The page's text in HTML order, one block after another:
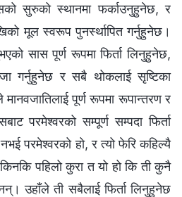
सुरुको स्थानमा फर्काउनुहुनेछ, र
मूल स्वरूप पुनर्स्थापित गर्नुहुनेछ।
सास पूर्ण रूपमा फिर्ता लिनुहुनेछ,
गर्नुहुनेछ र सबै थोकलाई सृष्टिका
पूर्ण रूपमा रूपान्तरण र
परमेश्‍वरको सम्पूर्ण सम्पदा फिर्ता
परमेश्‍वरको हो, र त्यो फेरि कहिल्यै
पहिलो कुरा त यो हो कि ती कुनै
उहाँले ती सबैलाई फिर्ता लिनुहुनेछ